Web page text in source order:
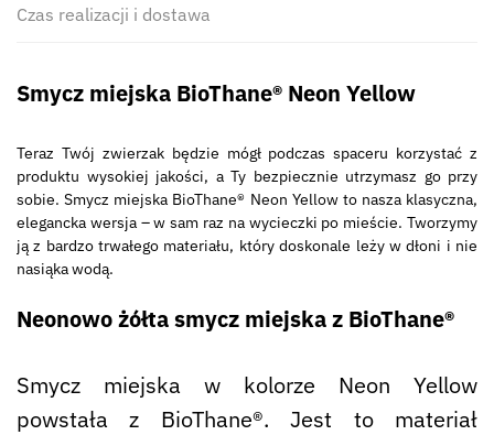
Czas realizacji i dostawa
Smycz miejska BioThane® Neon Yellow
Teraz Twój zwierzak będzie mógł podczas spaceru korzystać z
produktu wysokiej jakości, a Ty bezpiecznie utrzymasz go przy
sobie. Smycz miejska BioThane® Neon Yellow to nasza klasyczna,
elegancka wersja – w sam raz na wycieczki po mieście. Tworzymy
ją z bardzo trwałego materiału, który doskonale leży w dłoni i nie
nasiąka wodą.
Neonowo żółta smycz miejska z BioThane®
Smycz miejska w kolorze Neon Yellow
powstała z BioThane®. Jest to materiał